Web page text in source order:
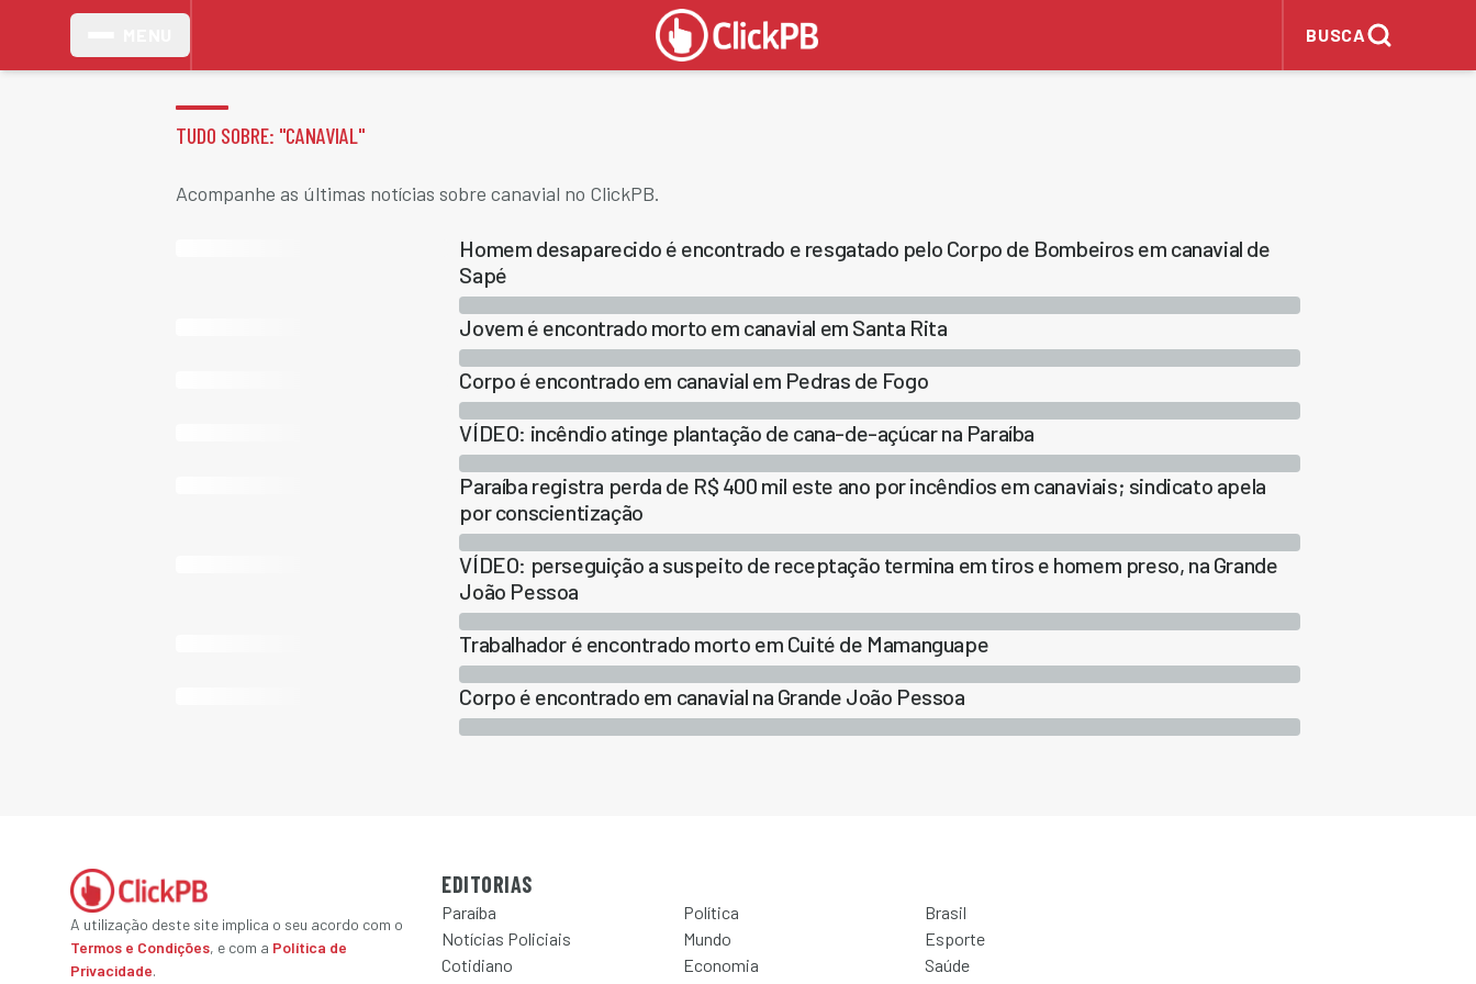
BUSCA
TUDO SOBRE: "CANAVIAL"
Acompanhe as últimas notícias sobre canavial no ClickPB.
Homem desaparecido é encontrado e resgatado pelo Corpo de Bombeiros em canavial de
Sapé
Jovem é encontrado morto em canavial em Santa Rita
Corpo é encontrado em canavial em Pedras de Fogo
VÍDEO: incêndio atinge plantação de cana-de-açúcar na Paraíba
Paraíba registra perda de R$ 400 mil este ano por incêndios em canaviais; sindicato apela
por conscientização
VÍDEO: perseguição a suspeito de receptação termina em tiros e homem preso, na Grande
João Pessoa
Trabalhador é encontrado morto em Cuité de Mamanguape
Corpo é encontrado em canavial na Grande João Pessoa
A utilização deste site implica o seu acordo com o
Termos e Condições, e com a Política de
Privacidade.
EDITORIAS
Paraíba Política
Brasil
Notícias Policiais
Mundo
Esporte
Cotidiano
Economia
Saúde